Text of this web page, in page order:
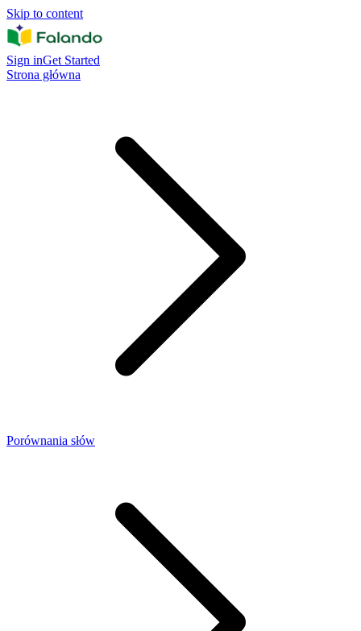
Skip to content
Sign inGet Started
Strona główna
Porównania słów